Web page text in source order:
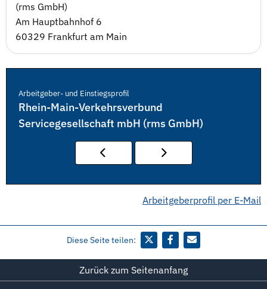
(rms GmbH)
Am Hauptbahnhof 6
60329 Frankfurt am Main
Arbeitgeber- und Einstiegsprofil
Rhein-Main-Verkehrsverbund
Servicegesellschaft mbH (rms GmbH)
Arbeitgeberprofil per E-Mail
Diese Seite teilen:
Zurück zum Seitenanfang